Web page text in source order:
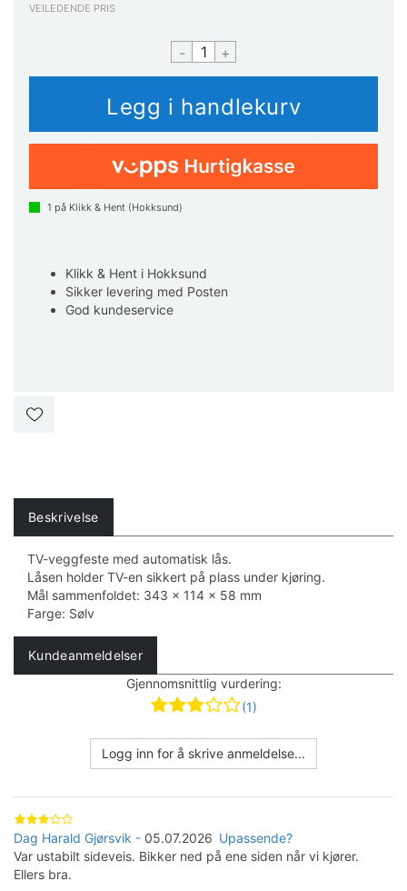
VEILEDENDE PRIS
- +
1 på Klikk & Hent (Hokksund)
Klikk & Hent i Hokksund
Sikker levering med Posten
God kundeservice
Beskrivelse
TV-veggfeste med automatisk lås.
Låsen holder TV-en sikkert på plass under kjøring.
Mål sammenfoldet: 343 x 114 x 58 mm
Farge: Sølv
Kundeanmeldelser
Gjennomsnittlig vurdering:
(1)
Logg inn for å skrive anmeldelse...
Dag Harald Gjørsvik 05.07.2026 Upassende?
Var ustabilt sideveis. Bikker ned på ene siden når vi kjører.
Ellers bra.